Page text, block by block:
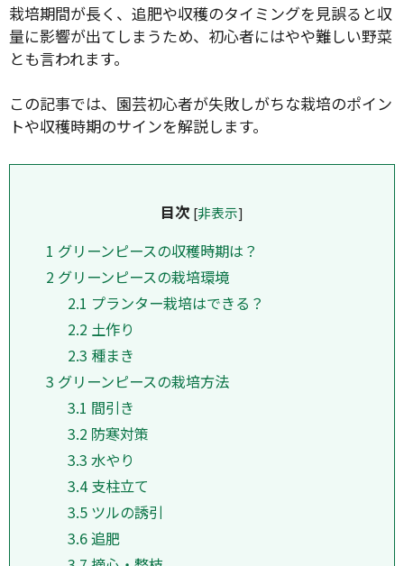
栽培期間が長く、追肥や収穫のタイミングを見誤ると収
量に影響が出てしまうため、初心者にはやや難しい野菜
とも言われます。
この記事では、園芸初心者が失敗しがちな栽培のポイン
トや収穫時期のサインを解説します。
目次 [非表示]
1 グリーンピースの収穫時期は？
2 グリーンピースの栽培環境
2.1 プランター栽培はできる？
2.2 土作り
2.3 種まき
3 グリーンピースの栽培方法
3.1 間引き
3.2 防寒対策
3.3 水やり
3.4 支柱立て
3.5 ツルの誘引
3.6追肥